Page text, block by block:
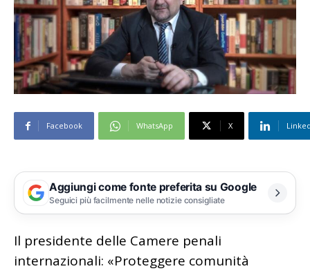
Facebook WhatsApp X
Aggiungi come fonte preferita su Google
Seguici più facilmente nelle notizie consigliate
Il presidente delle Camere penali
internazionali: «Proteggere comunità